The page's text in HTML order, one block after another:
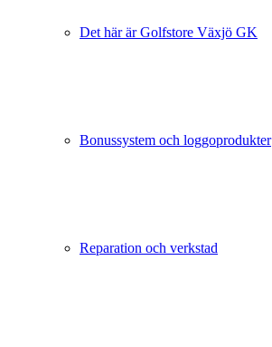
Det här är Golfstore Växjö GK
Bonussystem och loggoprodukter
Reparation och verkstad